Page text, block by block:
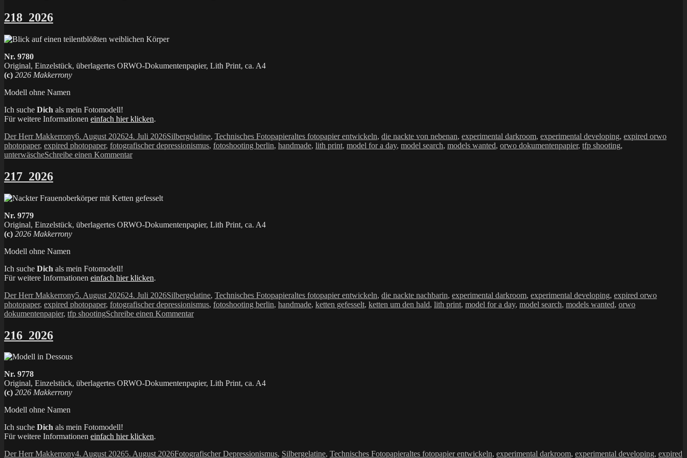
218_2026
Nr. 9780
Original, Einzelstück, überlagertes ORWO-Dokumentenpapier, Lith Print, ca. A4
(c) 2026 Makkerrony
Modell ohne Namen
Ich suche Dich als mein Fotomodell!
Für weitere Informationen einfach hier klicken.
Autor
Der Herr MakkerronyVeröffentlicht
am
6. August 202624. Juli 2026Kategorien
Silbergelatine, Technisches FotopapierSchlagwörter
altes fotopapier entwickeln, die nackte von nebenan, experimental darkroom, experimental developing, expired orwo
photopaper, expired photopaper, fotografischer depressionismus, fotoshooting berlin, handmade, lith print, model for a day, model search, models wanted, orwo dokumentenpapier, tfp shooting,
unterwäscheSchreibe einen Kommentarzu
217_2026
Nr. 9779
Original, Einzelstück, überlagertes ORWO-Dokumentenpapier, Lith Print, ca. A4
(c) 2026 Makkerrony
Modell ohne Namen
Ich suche Dich als mein Fotomodell!
Für weitere Informationen einfach hier klicken.
Autor
Der Herr MakkerronyVeröffentlicht
am
5. August 202624. Juli 2026Kategorien
Silbergelatine, Technisches FotopapierSchlagwörter
altes fotopapier entwickeln, die nackte nachbarin, experimental darkroom, experimental developing, expired orwo
photopaper, expired photopaper, fotografischer depressionismus, fotoshooting berlin, handmade, ketten gefesselt, ketten um den hald, lith print, model for a day, model search, models wanted, orwo
dokumentenpapier, tfp shootingSchreibe einen Kommentarzu
216_2026
Nr. 9778
Original, Einzelstück, überlagertes ORWO-Dokumentenpapier, Lith Print, ca. A4
(c) 2026 Makkerrony
Modell ohne Namen
Ich suche Dich als mein Fotomodell!
Für weitere Informationen einfach hier klicken.
Autor
Der Herr MakkerronyVeröffentlicht
4. August 20265. August 2026Kategorien
Fotografischer Depressionismus, Silbergelatine, Technisches FotopapierSchlagwörter
altes fotopapier entwickeln, experimental darkroom, experimental developing, expired